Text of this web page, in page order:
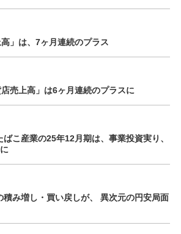
」は、7ヶ月連続のプラス
売上高」は6ヶ月連続のプラスに
こ産業の25年12月期は、事業投資実り、
積み増し・買い戻しが、 異次元の円安局面